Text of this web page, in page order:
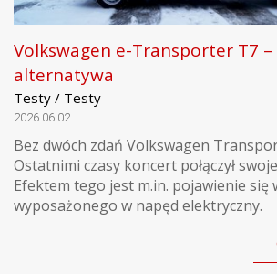
Volkswagen e-Transporter T7 –
alternatywa
Testy / Testy
2026.06.02
Bez dwóch zdań Volkswagen
Ostatnimi czasy koncert połączył
Efektem tego jest m.in. pojawienie się
wyposażonego w napęd elektryczny.